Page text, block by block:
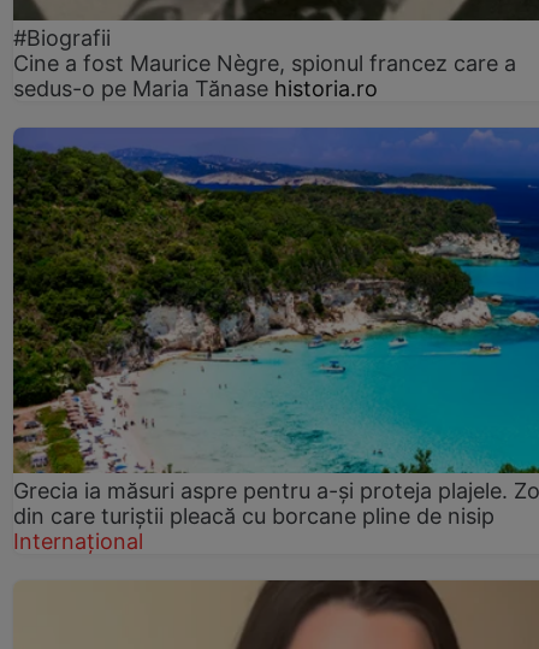
#Biografii
Cine a fost Maurice Nègre, spionul francez care a
sedus-o pe Maria Tănase historia.ro
Grecia ia măsuri aspre pentru a-și proteja plajele.
din care turiștii pleacă cu borcane pline de nisip
Internațional